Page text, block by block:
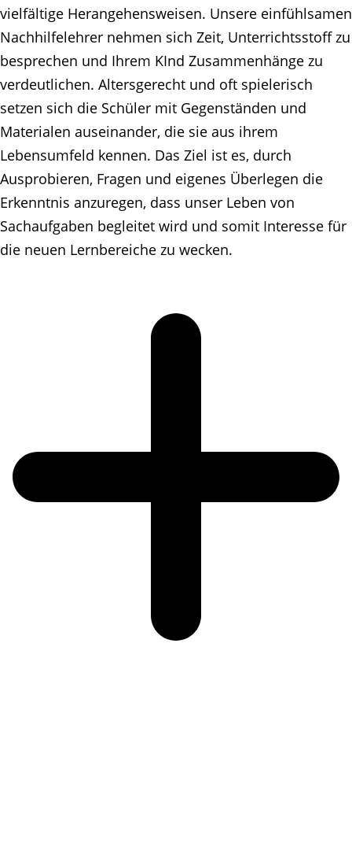
vielfältige Herangehens­weisen. Unsere einfühlsamen
Nachhilfelehrer nehmen sich Zeit, Unterrichtsstoff zu
besprechen und Ihrem KInd Zusammenhänge zu
verdeutlichen. Altersgerecht und oft spielerisch
setzen sich die Schüler mit Gegenständen und
Materialen auseinander, die sie aus ihrem
Lebensumfeld kennen. Das Ziel ist es, durch
Ausprobieren, Fragen und eigenes Überlegen die
Erkenntnis anzuregen, dass unser Leben von
Sachaufgaben begleitet wird und somit Interesse für
die neuen Lernbereiche zu wecken.